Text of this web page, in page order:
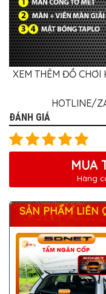
XEM THÊM ĐỒ CHƠI
HOTLINE/
ĐÁNH GIÁ
MUA
Hàng
SẢN PHẨM LIÊN